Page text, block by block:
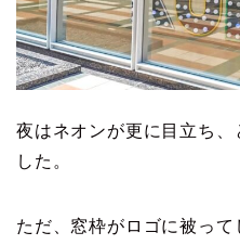
夜はネオンが更に目立ち、
した。
ただ、窓枠がロゴに被っ